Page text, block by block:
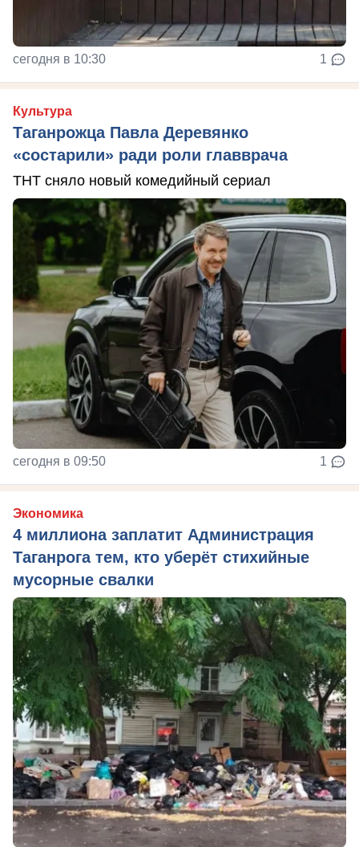
сегодня в 10:30 1
Культура
Таганрожца Павла Деревянко
«состарили» ради роли главврача
ТНТ сняло новый комедийный сериал
сегодня в 09:50 1
Экономика
4 миллиона заплатит Администрация
Таганрога тем, кто уберёт стихийные
мусорные свалки